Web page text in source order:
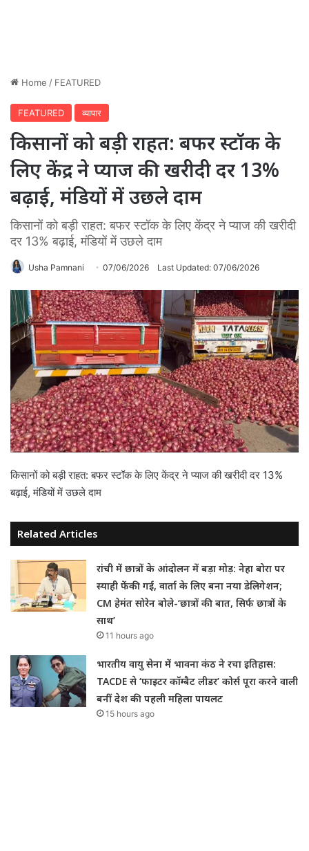
Home / FEATURED
FEATURED व्यापार
किसानों को बड़ी राहत: बफर स्टॉक के
लिए केंद्र ने प्याज की खरीदी दर 13%
बढ़ाई, मंडियों में उछले दाम
किसानों को बड़ी राहत: बफर स्टॉक के लिए केंद्र ने प्याज की खरीदी
दर 13% बढ़ाई, मंडियों में उछले दाम
Usha Pamnani 07/06/2026 Last Updated: 07/06/2026
किसानों को बड़ी राहत: बफर स्टॉक के लिए केंद्र ने प्याज की खरीदी दर 13%
बढ़ाई, मंडियों में उछले दाम
Related Articles
रांची में छात्रों के आंदोलन में बड़ा मोड़: नेहा बोरा पर
स्याही फेंकी गई, वार्ता के लिए बना नया डेलिगेशन;
CM हेमंत सोरेन बोले-‘छात्रों की बात, सिर्फ छात्रों के
साथ’
11 hours ago
भारतीय वायु सेना में भावना कंठ ने रचा इतिहास:
TACDE से ‘फाइटर कॉम्बैट लीडर’ कोर्स पूरा करने वाली
बनीं देश की पहली महिला पायलट
15 hours ago